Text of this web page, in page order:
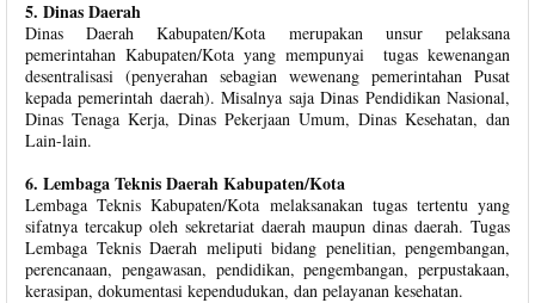
5. Dinas Daerah
Dinas Daerah Kabupaten/Kota merupakan unsur pelaksana
pemerintahan Kabupaten/Kota yang mempunyai tugas kewenangan
desentralisasi (penyerahan sebagian wewenang pemerintahan Pusat
kepada pemerintah daerah). Misalnya saja Dinas Pendidikan Nasional,
Dinas Tenaga Kerja, Dinas Pekerjaan Umum, Dinas Kesehatan, dan
Lain-lain.
6. Lembaga Teknis Daerah Kabupaten/Kota
Lembaga Teknis Kabupaten/Kota melaksanakan tugas tertentu yang
sifatnya tercakup oleh sekretariat daerah maupun dinas daerah. Tugas
Lembaga Teknis Daerah meliputi bidang penelitian, pengembangan,
perencanaan, pengawasan, pendidikan, pengembangan, perpustakaan,
kerasipan, dokumentasi kependudukan, dan pelayanan kesehatan.